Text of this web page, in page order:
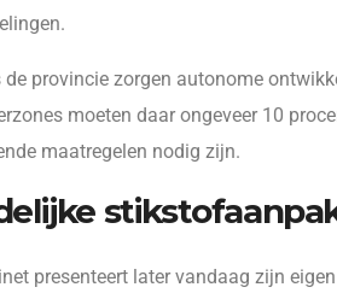
de provincie zorgen autonome
moeten daar ongeveer 10
maatregelen nodig zijn.
presenteert later vandaag zijn